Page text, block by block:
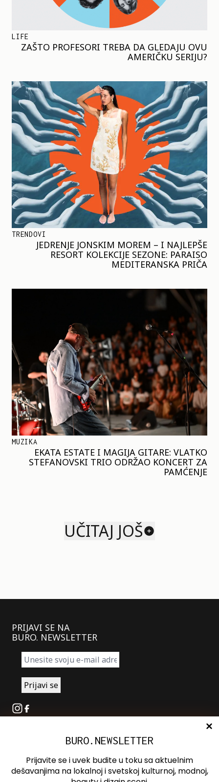
LIFE
ZAŠTO PROFESORI TREBA DA GLEDAJU OVU
AMERIČKU SERIJU?
TRENDOVI
JEDRENJE JONSKIM MOREM – I NAJLEPŠE
RESORT KOLEKCIJE SEZONE: PARAISO
MEDITERANSKA PRIČA
MUZIKA
EKATA ESTATE I MAGIJA GITARE: VLATKO
STEFANOVSKI TRIO ODRŽAO KONCERT ZA
PAMĆENJE
UČITAJ JOŠ
PRIJAVI SE NA
BURO. NEWSLETTER
Instagram
Facebook
Oglašavanje
Kontakt
BURO.NEWSLETTER
Prijavite se i uvek budite u toku sa aktuelnim
dešavanjima na lokalnoj i svetskoj kulturnoj, modnoj,